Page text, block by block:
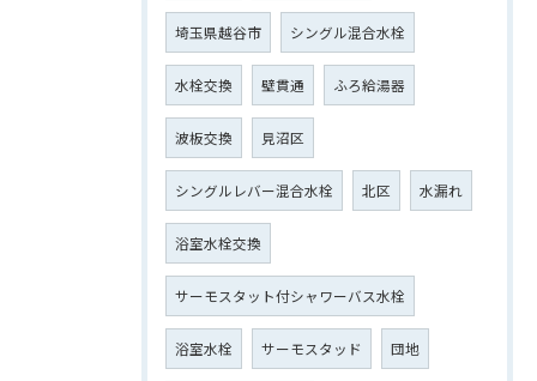
埼玉県越谷市 シングル混合水栓
水栓交換 壁貫通 ふろ給湯器
波板交換 見沼区
シングルレバー混合水栓 北区 水漏れ
浴室水栓交換
サーモスタット付シャワーバス水栓
浴室水栓 サーモスタッド 団地